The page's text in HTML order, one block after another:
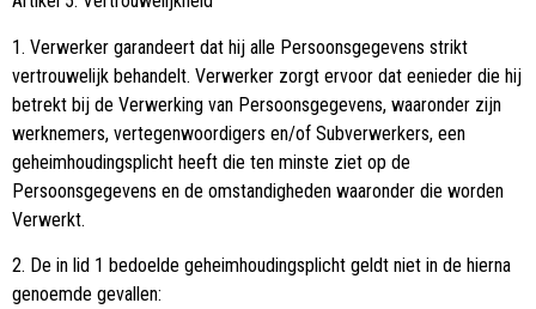
1. Verwerker garandeert dat hij alle Persoonsgegevens strikt
vertrouwelijk behandelt. Verwerker zorgt ervoor dat eenieder die hij
betrekt bij de Verwerking van Persoonsgegevens, waaronder zijn
werknemers, vertegenwoordigers en/of Subverwerkers, een
geheimhoudingsplicht heeft die ten minste ziet op de
Persoonsgegevens en de omstandigheden waaronder die worden
Verwerkt.
2. De in lid 1 bedoelde geheimhoudingsplicht geldt niet in de hierna
genoemde gevallen: